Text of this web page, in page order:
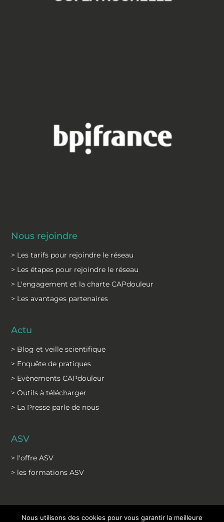
Nous rejoindre
> Les tarifs pour rejoindre le réseau
> Les étapes pour rejoindre le réseau
> L'engagement et la charte CAPdouleur
> Les avantages partenaires
Actu
> Blog et veille scientifique
> Enquête de pratiques
> Evènements CAPdouleur
> Outils à télécharger
> La Presse parle de nous
ASV
> l'offre ASV
> les formations ASV
©2026 Tous droits réservés - CAPdouleur
Nous utilisons des cookies pour vous garantir la meilleure